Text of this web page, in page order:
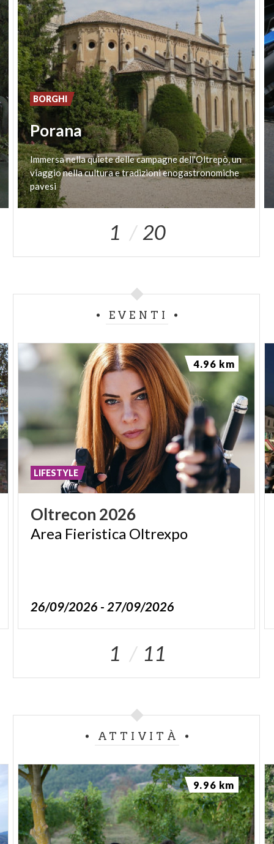
Porana
Immersa nella quiete delle campagne dell'Oltrepò, un
viaggio nella cultura e tradizioni enogastronomiche
pavesi
BORGHI
1 20
EVENTI
Oltrecon 2026
Area Fieristica Oltrexpo
26/09/2026 - 27/09/2026
LIFESTYLE
4.96 km
1 11
ATTIVITÀ
9.96 km